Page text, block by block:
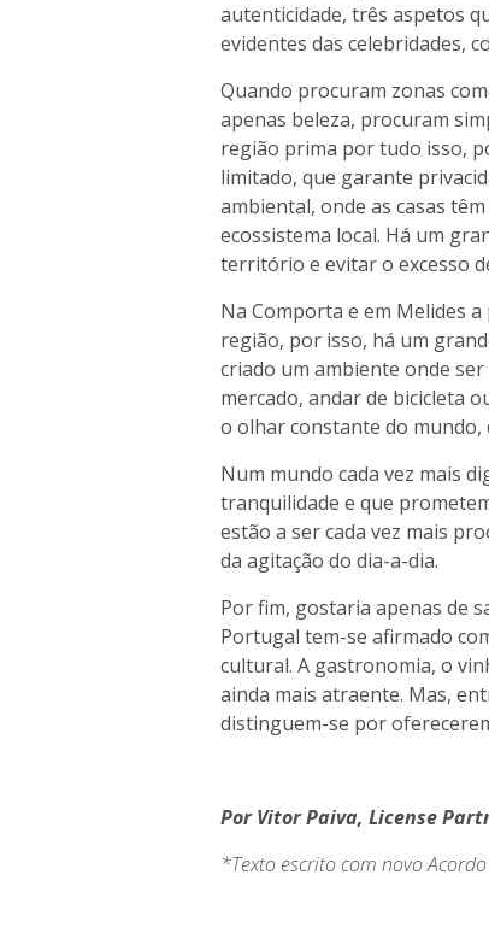
autenticidade, três aspetos
evidentes das celebridades,
Quando procuram zonas
apenas beleza, procuram
região prima por tudo isso,
limitado, que garante
ambiental, onde as casas
ecossistema local. Há um
território e evitar o excesso
Na Comporta e em Melides
região, por isso, há um
criado um ambiente onde
mercado, andar de bicicleta
o olhar constante do mundo,
Num mundo cada vez mais
tranquilidade e que
estão a ser cada vez mais
da agitação do dia-a-dia.
Por fim, gostaria apenas de
Portugal tem-se afirmado
cultural. A gastronomia, o
ainda mais atraente. Mas,
distinguem-se por
Por Vitor Paiva, License
*Texto escrito com novo